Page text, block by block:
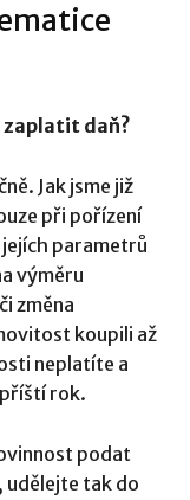
zaplatit daň?
Jak jsme již
při pořízení
parametrů
výměru
změna
koupili až
neplatíte a
rok.
podat
udělejte tak do